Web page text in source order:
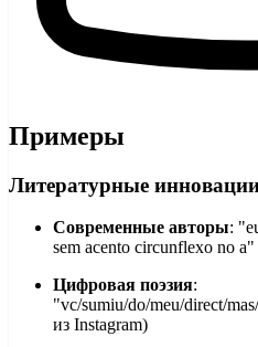
Примеры
Литературные
Современные авторы:
sem acento circunflexo no
Цифровая поэзия:
"vc/sumiu/do/meu/direct/
из Instagram)